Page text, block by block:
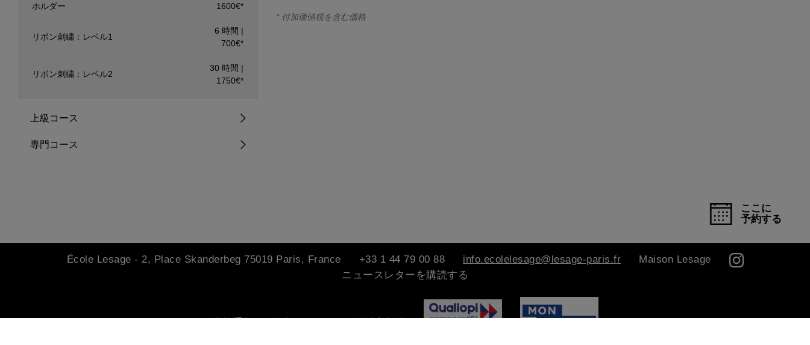
ここに
予約する
ホルダー
1600€*
リボン刺繍：レベル1
6 時間 |
700€*
リボン刺繍：レベル2
30 時間 |
1750€*
上級コース
専門コース
* 付加価値税を含む価格
École Lesage - 2, Place Skanderbeg 75019 Paris, France +33 1 44 79 00 88 info.ecolelesage@lesage-paris.fr
Maison Lesage
ニュースレターを購読する